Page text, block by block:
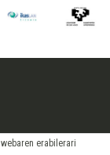
erabilerari